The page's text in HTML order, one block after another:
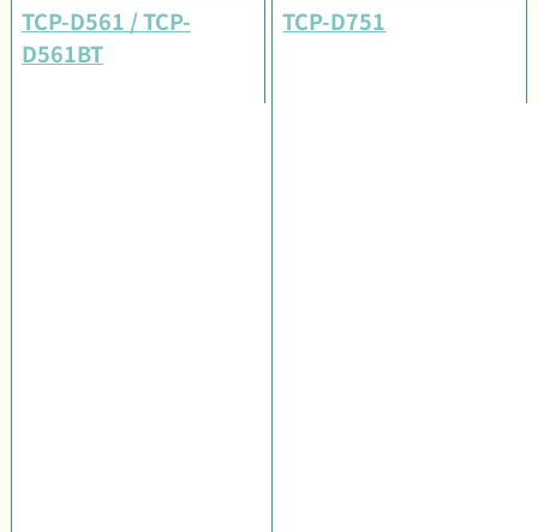
TCP-D561 / TCP-
D561BT
TCP-D751